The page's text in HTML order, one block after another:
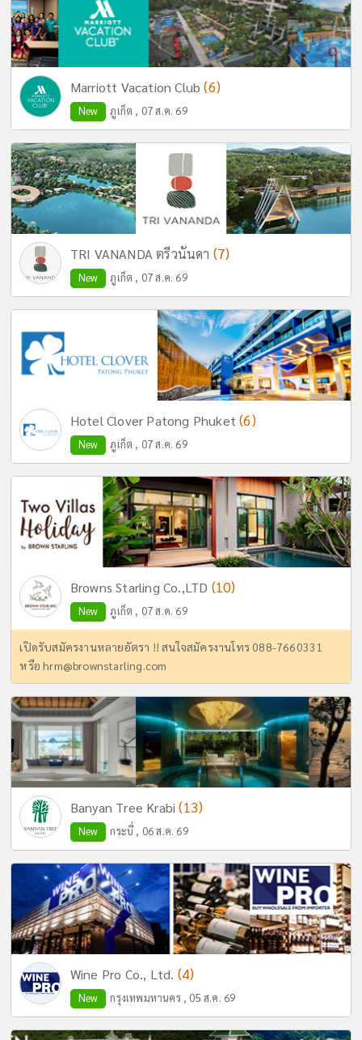
Marriott Vacation Club(6)
New ภูเก็ต , 07 ส.ค. 69
TRI VANANDA ตรีวนันดา (7)
New ภูเก็ต , 07 ส.ค. 69
Hotel Clover Patong Phuket(6)
New ภูเก็ต , 07 ส.ค. 69
Browns Starling Co.,LTD (10)
New ภูเก็ต , 07 ส.ค. 69
เปิดรับสมัครงานหลายอัตรา !! สนใจสมัครงานโทร 088-7660331
หรือhrm@brownstarling.com
Banyan Tree Krabi(13)
New กระบี่ , 06 ส.ค. 69
Wine Pro Co., Ltd. (4)
New กรุงเทพมหานคร , 05 ส.ค. 69